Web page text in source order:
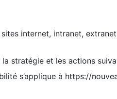
sites internet, intranet,
stratégie et les actions
s’applique à https://